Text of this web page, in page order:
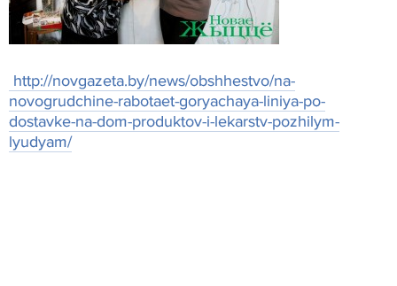
http://novgazeta.by/news/obshhestvo/na-
novogrudchine-rabotaet-goryachaya-liniya-po-
dostavke-na-dom-produktov-i-lekarstv-pozhilym-
lyudyam/